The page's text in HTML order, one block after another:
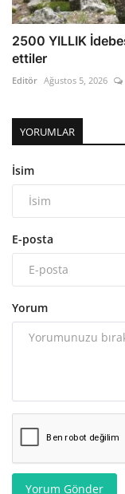
2500 YILLIK
ettiler
Editör Ağustos 5, 2026
YORUMLAR
İsim
E-posta
Yorum
Yorum Gönder